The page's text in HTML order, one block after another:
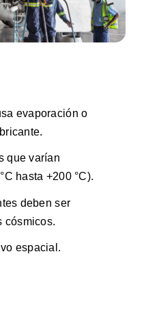
evaporación o
que varían
hasta +200 °C).
deben ser
cósmicos.
espacial.